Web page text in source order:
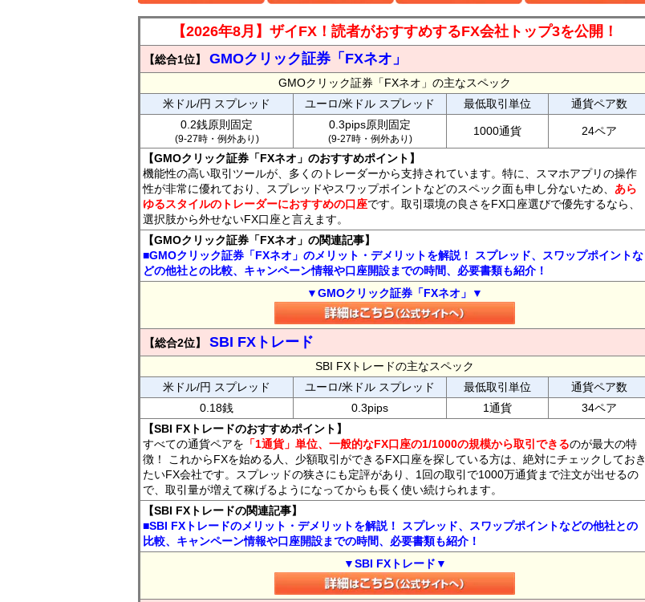
【2026年8月】ザイFX！読者がおすすめするFX会社トップ3を公開！
【総合1位】 GMOクリック証券「FXネオ」
GMOクリック証券「FXネオ」の主なスペック
米ドル/円 スプレッド
ユーロ/米ドル スプレッド 最低取引単位
通貨ペア数
0.2銭原則固定
(9-27時・例外あり)
0.3pips原則固定
(9-27時・例外あり)
1000通貨 24ペア
【GMOクリック証券「FXネオ」のおすすめポイント】
機能性の高い取引ツールが、多くのトレーダーから支持されています。特に、スマホアプリの操作
性が非常に優れており、スプレッドやスワップポイントなどのスペック面も申し分ないため、 あら
ゆるスタイルのトレーダーにおすすめの口座です。取引環境の良さをFX口座選びで優先するなら、
選択肢から外せないFX口座と言えます。
【GMOクリック証券「FXネオ」の関連記事】
■GMOクリック証券「FXネオ」のメリット・デメリットを解説！ スプレッド、スワップポイントな
どの他社との比較、キャンペーン情報や口座開設までの時間、必要書類も紹介！
▼GMOクリック証券「FXネオ」▼
【総合2位】 SBI FXトレード
SBI FXトレードの主なスペック
米ドル/円 スプレッド
ユーロ/米ドル スプレッド 最低取引単位
通貨ペア数
0.18銭
0.3pips 1通貨
34ペア
【SBI FXトレードのおすすめポイント】
すべての通貨ペアを 「1通貨」単位、一般的なFX口座の1/1000の規模から取引できるのが最大の特
徴！ これからFXを始める人、少額取引ができるFX口座を探している方は、絶対にチェックしておき
たいFX会社です。スプレッドの狭さにも定評があり、1回の取引で1000万通貨まで注文が出せるの
で、取引量が増えて稼げるようになってからも長く使い続けられます。
【SBI FXトレードの関連記事】
■SBI FXトレードのメリット・デメリットを解説！ スプレッド、スワップポイントなどの他社との
比較、キャンペーン情報や口座開設までの時間、必要書類も紹介！
▼SBI FXトレード▼